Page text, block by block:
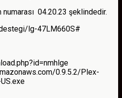
04.20.23 şeklindedir.
lg-47LM660S#
0.9.5.2/Plex-